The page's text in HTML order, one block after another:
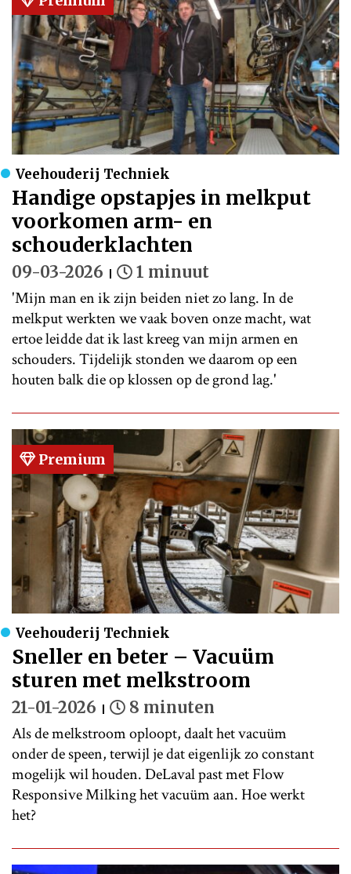
Veehouderij Techniek
Handige opstapjes in melkput
voorkomen arm- en
schouderklachten
09-03-2026 1 minuut
'Mijn man en ik zijn beiden niet zo lang. In de
melkput werkten we vaak boven onze macht, wat
ertoe leidde dat ik last kreeg van mijn armen en
schouders. Tijdelijk stonden we daarom op een
houten balk die op klossen op de grond lag.'
Premium
Veehouderij Techniek
Sneller en beter – Vacuüm
sturen met melkstroom
21-01-2026 8 minuten
Als de melkstroom oploopt, daalt het vacuüm
onder de speen, terwijl je dat eigenlijk zo constant
mogelijk wil houden. DeLaval past met Flow
Responsive Milking het vacuüm aan. Hoe werkt
het?